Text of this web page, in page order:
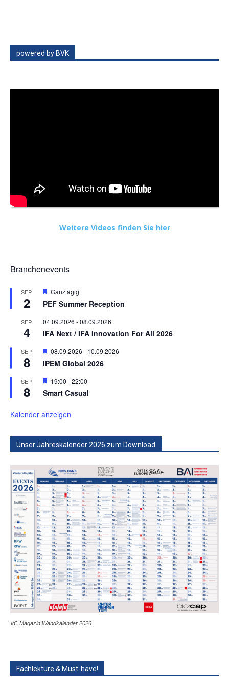
powered by BVK
Weitere Videos finden Sie hier
Branchenevents
SEP.
2
Hervorgehoben
Ganztägig
PEF Summer Reception
SEP.
4
04.09.2026 -08.09.2026
IFA Next / IFA Innovation For All 2026
SEP.
8
Hervorgehoben
08.09.2026 - 10.09.2026
IPEM Global 2026
SEP.
8
Hervorgehoben
19:00 -22:00
Smart Casual
Kalender anzeigen
Unser Jahreskalender 2026 zum Download
VC Magazin Wandkalender 2026
Fachlektüre & Must-have!